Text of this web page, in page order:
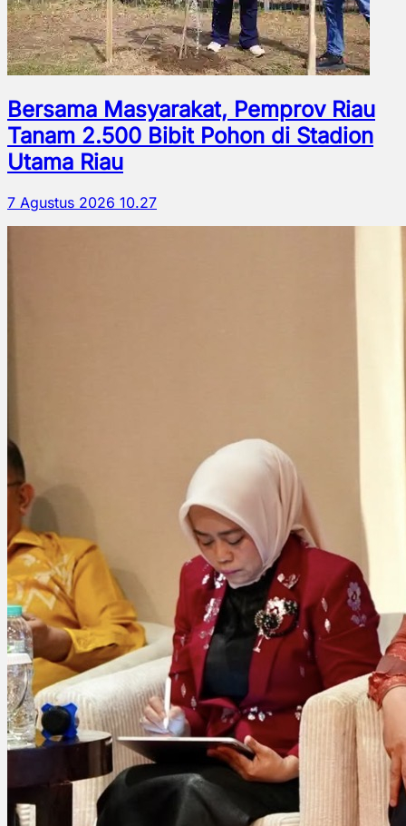
Bersama Masyarakat, Pemprov Riau
Tanam 2.500 Bibit Pohon di Stadion
Utama Riau
7 Agustus 2026 10.27